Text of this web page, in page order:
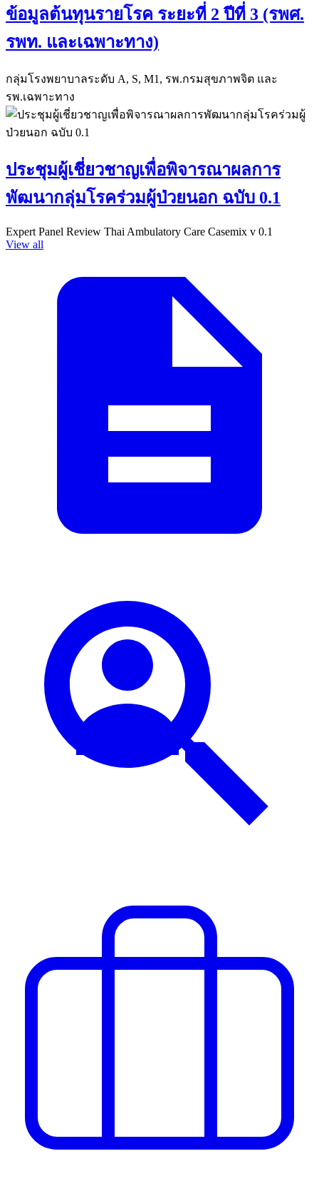
ข้อมูลต้นทุนรายโรค ระยะที่ 2 ปีที่ 3 (รพศ.
รพท. และเฉพาะทาง)
กลุ่มโรงพยาบาลระดับ A, S, M1, รพ.กรมสุขภาพจิต และ
รพ.เฉพาะทาง
ประชุมผู้เชี่ยวชาญเพื่อพิจารณาผลการ
พัฒนากลุ่มโรคร่วมผู้ป่วยนอก ฉบับ 0.1
Expert Panel Review Thai Ambulatory Care Casemix v 0.1
View all